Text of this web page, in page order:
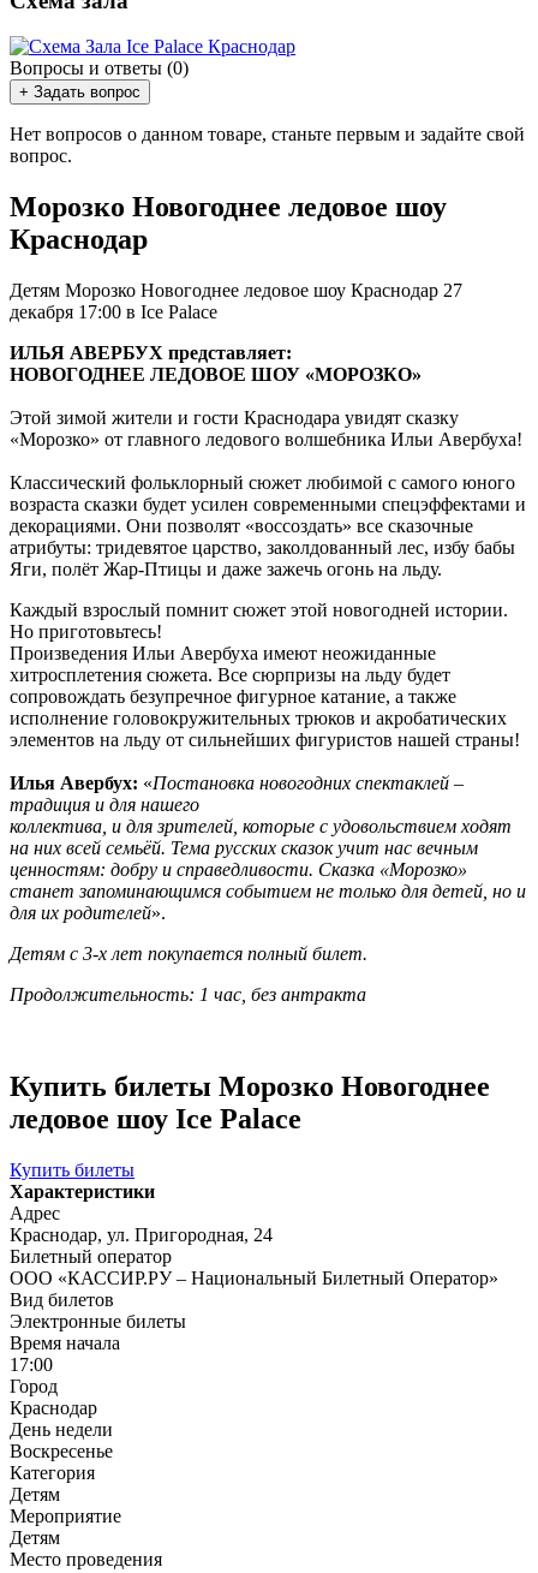
Вопросы и ответы (0)
+ Задать вопрос
Нет вопросов о данном товаре, станьте первым и задайте свой
вопрос.
Морозко Новогоднее ледовое шоу
Краснодар
Детям Морозко Новогоднее ледовое шоу Краснодар 27
декабря 17:00 в Ice Palace
ИЛЬЯ АВЕРБУХ представляет:
НОВОГОДНЕЕ ЛЕДОВОЕ ШОУ «МОРОЗКО»
Этой зимой жители и гости Краснодара увидят сказку
«Морозко» от главного ледового волшебника Ильи Авербуха!
Классический фольклорный сюжет любимой с самого юного
возраста сказки будет усилен современными спецэффектами и
декорациями. Они позволят «воссоздать» все сказочные
атрибуты: тридевятое царство, заколдованный лес, избу бабы
Яги, полёт Жар-Птицы и даже зажечь огонь на льду.
Каждый взрослый помнит сюжет этой новогодней истории.
Но приготовьтесь!
Произведения Ильи Авербуха имеют неожиданные
хитросплетения сюжета. Все сюрпризы на льду будет
сопровождать безупречное фигурное катание, а также
исполнение головокружительных трюков и акробатических
элементов на льду от сильнейших фигуристов нашей страны!
Илья Авербух: «Постановка новогодних спектаклей –
традиция и для нашего
коллектива, и для зрителей, которые с удовольствием ходят
на них всей семьёй. Тема русских сказок учит нас вечным
ценностям: добру и справедливости. Сказка «Морозко»
станет запоминающимся событием не только для детей, но и
для их родителей».
Детям с 3-х лет покупается полный билет.
Продолжительность: 1 час, без антракта
Купить билеты Морозко Новогоднее
ледовое шоу Ice Palace
Купить билеты
Характеристики
Адрес
Краснодар, ул. Пригородная, 24
Билетный оператор
ООО «КАССИР.РУ – Национальный Билетный Оператор»
Вид билетов
Электронные билеты
Время начала
17:00
Город
Краснодар
День недели
Воскресенье
Категория
Детям
Мероприятие
Детям
Место проведения